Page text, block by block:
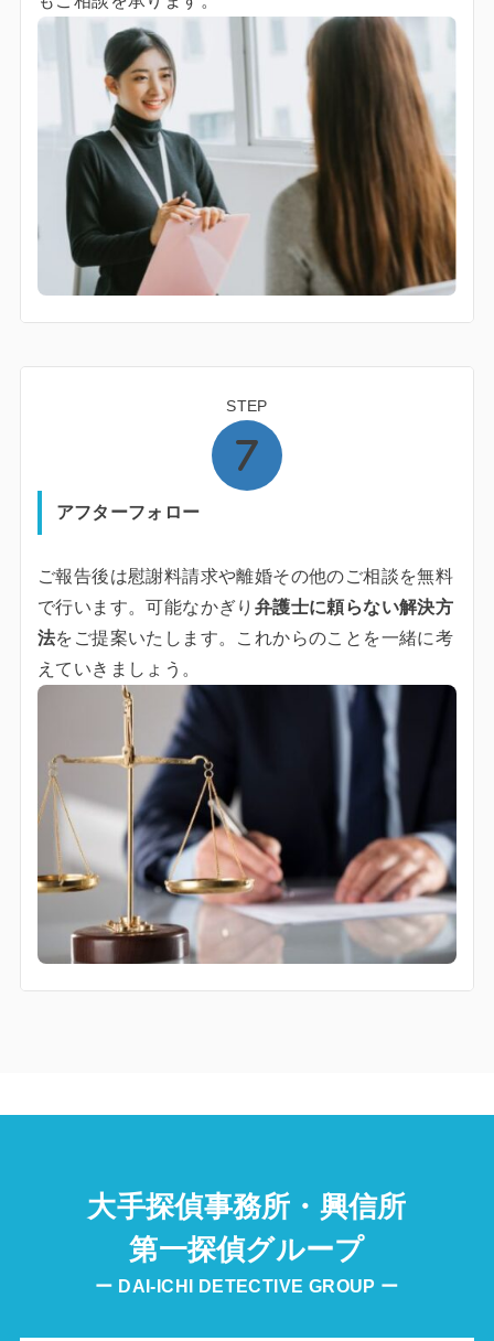
STEP
アフターフォロー
ご報告後は慰謝料請求や離婚その他のご相談を無料
で行います。可能なかぎり 弁護士に頼らない解決方
法をご提案いたします。これからのことを一緒に考
えていきましょう。
大手探偵事務所・興信所
第一探偵グループ
ー DAI-ICHI DETECTIVE GROUP ー